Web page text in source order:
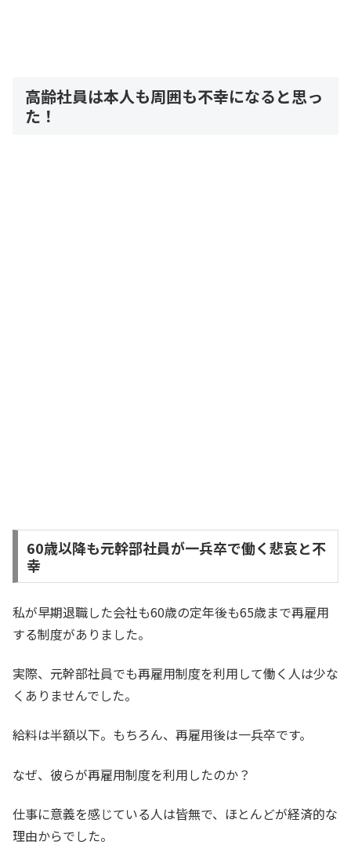
高齢社員は本人も周囲も不幸になると思っ
た！
60歳以降も元幹部社員が一兵卒で働く悲哀と不
幸
私が早期退職した会社も60歳の定年後も65歳まで再雇用
する制度がありました。
実際、元幹部社員でも再雇用制度を利用して働く人は少な
くありませんでした。
給料は半額以下。もちろん、再雇用後は一兵卒です。
なぜ、彼らが再雇用制度を利用したのか？
仕事に意義を感じている人は皆無で、ほとんどが経済的な
理由からでした。